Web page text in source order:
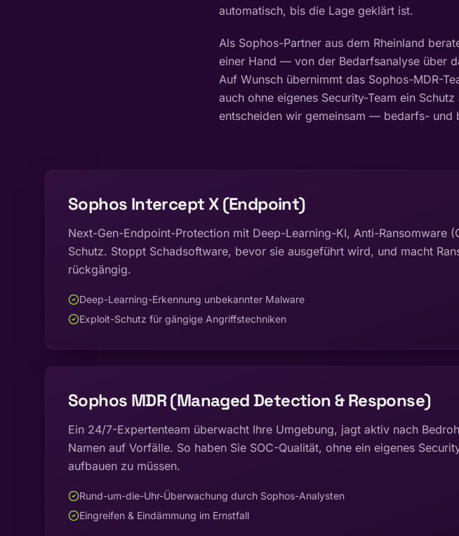
automatisch, bis die Lage geklärt ist.
Als Sophos-Partner aus dem Rheinland
einer Hand — von der Bedarfsanalyse über
Auf Wunsch übernimmt das Sophos-MDR-
auch ohne eigenes Security-Team ein
entscheiden wir gemeinsam — bedarfs- und
Sophos Intercept X (Endpoint)
Next-Gen-Endpoint-Protection mit Deep-Learning-KI, Anti-Ransomware
Schutz. Stoppt Schadsoftware, bevor sie ausgeführt wird, und macht
rückgängig.
Deep-Learning-Erkennung unbekannter Malware
Exploit-Schutz für gängige Angriffstechniken
Sophos MDR (Managed Detection & Response)
Ein 24/7-Expertenteam überwacht Ihre Umgebung, jagt aktiv nach
Namen auf Vorfälle. So haben Sie SOC-Qualität, ohne ein eigenes
aufbauen zu müssen.
Rund-um-die-Uhr-Überwachung durch Sophos-Analysten
Eingreifen & Eindämmung im Ernstfall